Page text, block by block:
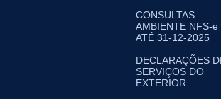
CONSULTAS
AMBIENTE NFS-e
ATÉ 31-12-2025
DECLARAÇÕES
SERVIÇOS DO
EXTERIOR